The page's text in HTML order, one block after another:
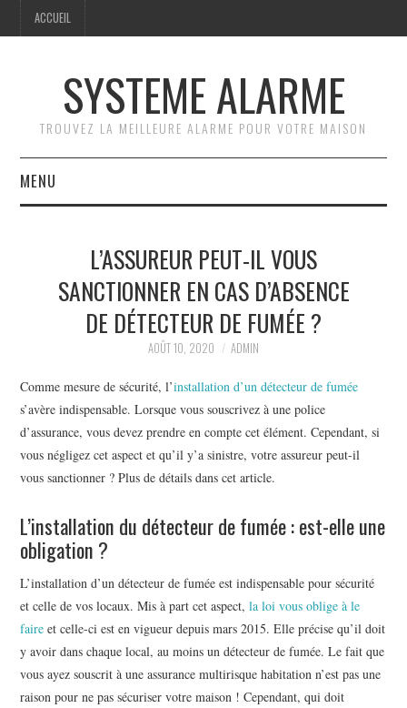
ACCUEIL
SYSTEME ALARME
TROUVEZ LA MEILLEURE ALARME POUR VOTRE MAISON
MENU
GUIDE PRATIQUE
COMPARATIF DES
À PROPOS
L’ASSUREUR PEUT-IL VOUS
SANCTIONNER EN CAS D’ABSENCE
DE DÉTECTEUR DE FUMÉE ?
AOÛT 10, 2020 ADMIN
Comme mesure de sécurité, l’installation d’un détecteur de fumée
s’avère indispensable. Lorsque vous souscrivez à une police
d’assurance, vous devez prendre en compte cet élément. Cependant, si
vous négligez cet aspect et qu’il y’a sinistre, votre assureur peut-il
vous sanctionner ? Plus de détails dans cet article.
L’installation du détecteur de fumée : est-elle une
obligation ?
L’installation d’un détecteur de fumée est indispensable pour sécurité
et celle de vos locaux. Mis à part cet aspect,la loi vous oblige à le
faire et celle-ci est en vigueur depuis mars 2015. Elle précise qu’il doit
y avoir dans chaque local, au moins un détecteur de fumée. Le fait que
vous ayez souscrit à une assurance multirisque habitation n’est pas une
raison pour ne pas sécuriser votre maison ! Cependant, qui doit